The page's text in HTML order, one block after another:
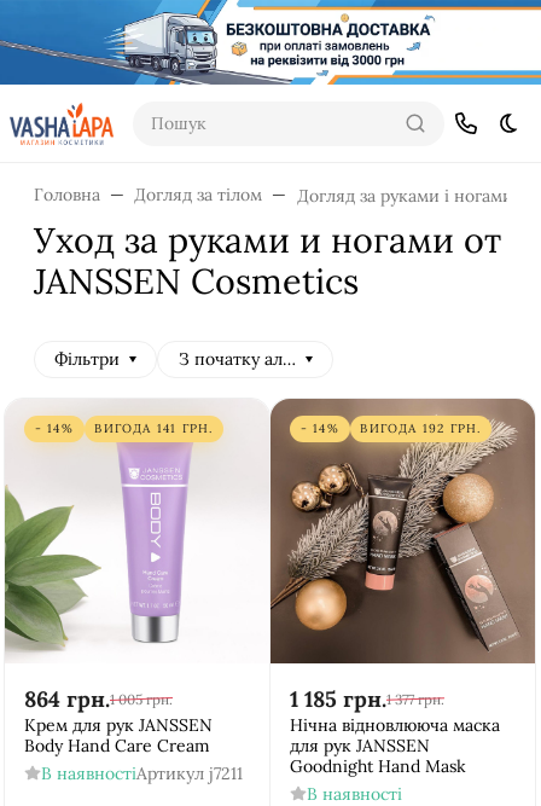
Пошук
Головна Догляд за тілом Догляд за руками і ногами
Уход за руками и ногами от
JANSSEN Cosmetics
Фільтри З початку алфавіту
- 14% ВИГОДА 141 ГРН.
864 грн.1 005 грн.
Крем для рук JANSSEN
Body Hand Care Cream
В наявностіАртикул j7211
- 14% ВИГОДА 192 ГРН.
1 185 грн.1 377 грн.
Нічна відновлююча маска
для рук JANSSEN
Goodnight Hand Mask
В наявності